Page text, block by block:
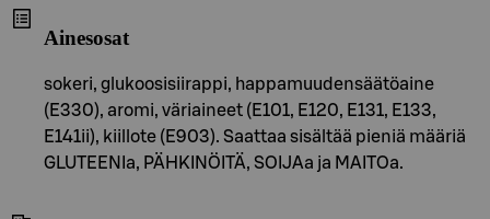
Ainesosat
sokeri, glukoosisiirappi, happamuudensäätöaine
(E330), aromi, väriaineet (E101, E120, E131, E133,
E141ii), kiillote (E903). Saattaa sisältää pieniä määriä
GLUTEENIa, PÄHKINÖITÄ, SOIJAa ja MAITOa.